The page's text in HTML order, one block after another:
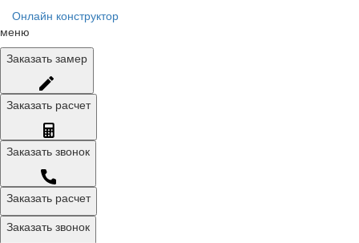
Онлайн конструктор
меню
Заказать замер
Заказать расчет
Заказать звонок
Заказать расчет
Заказать звонок